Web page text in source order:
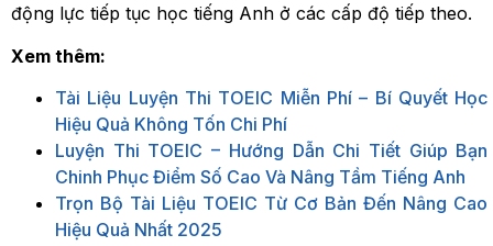
động lực tiếp tục học tiếng Anh ở các cấp độ tiếp theo.
Xem thêm:
Tài Liệu Luyện Thi TOEIC Miễn Phí – Bí Quyết Học
Hiệu Quả Không Tốn Chi Phí
Luyện Thi TOEIC – Hướng Dẫn Chi Tiết Giúp Bạn
Chinh Phục Điểm Số Cao Và Nâng Tầm Tiếng Anh
Trọn Bộ Tài Liệu TOEIC Từ Cơ Bản Đến Nâng Cao
Hiệu Quả Nhất 2025